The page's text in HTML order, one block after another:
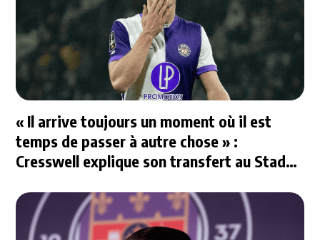
« Il arrive toujours un moment où il est
temps de passer à autre chose » :
Cresswell explique son transfert au Stade